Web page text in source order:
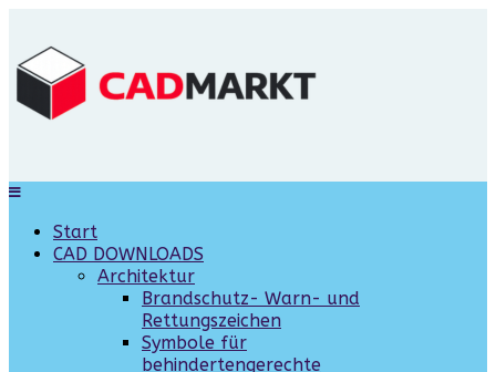
Start
CAD DOWNLOADS
Architektur
Brandschutz- Warn- und
Rettungszeichen
Symbole für
behindertengerechte